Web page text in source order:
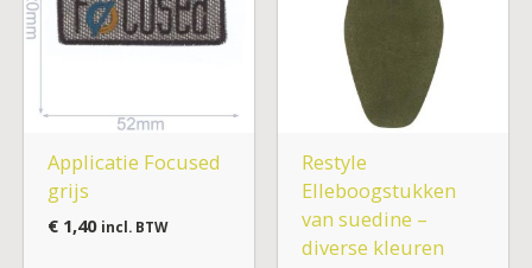
Applicatie Focused
grijs
€1,40 incl. BTW
Restyle
Elleboogstukken
van suedine –
diverse kleuren